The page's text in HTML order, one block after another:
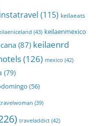
instatravel (115) keilaeats
(43) keilaenmexico
(87) keilaenrd
(126) mexico (42)
(79)
(56)
(39)
traveladdict (42)